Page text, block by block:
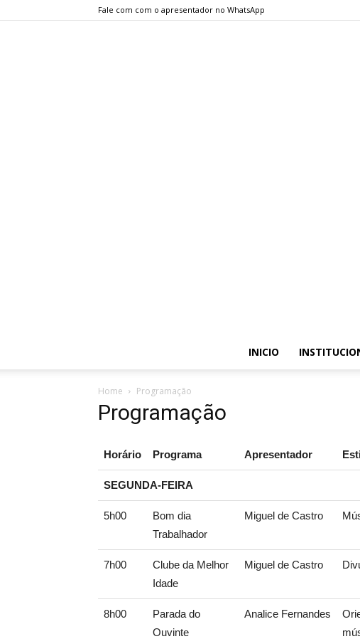
Fale com com o apresentador no WhatsApp
INICIO
Home Programação
Programação
Horário Programa Apresentador
SEGUNDA-FEIRA
5h00
Bom dia
Trabalhador
Miguel de Castro
7h00
Clube da Melhor
Idade
Miguel de Castro
8h00
Parada do
Ouvinte
Analice Fernandes